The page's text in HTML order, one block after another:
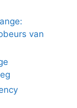
van